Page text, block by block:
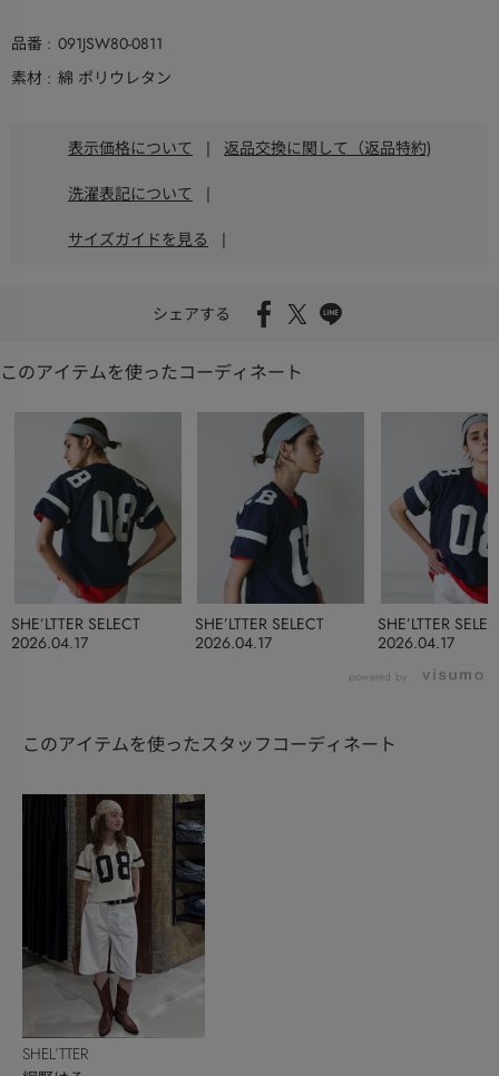
品番
091JSW80-0811
素材
綿 ポリウレタン
表示価格について | 返品交換に関して（返品特約)
洗濯表記について |
サイズガイドを見る |
シェアする
このアイテムを使ったコーディネート
2026.04.17
SHE’LTTER SELECT
2026.04.17
SHE’LTTER SELECT
2026.04.17
SHE’LTTER
powered by
このアイテムを使ったスタッフコーディネート
SHEL’TTER